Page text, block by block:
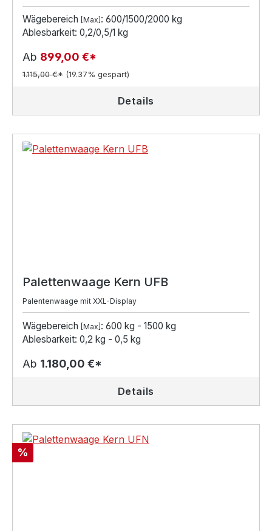
Wägebereich [Max] : 600/1500/2000 kg
Ablesbarkeit: 0,2/0,5/1 kg
Ab 899,00 €*
1.115,00 €* (19.37% gespart)
Details
Palettenwaage Kern UFB
Palentenwaage mit XXL-Display
Wägebereich [Max] : 600 kg - 1500 kg
Ablesbarkeit: 0,2 kg - 0,5 kg
Ab 1.180,00 €*
Details
Rabatt
%